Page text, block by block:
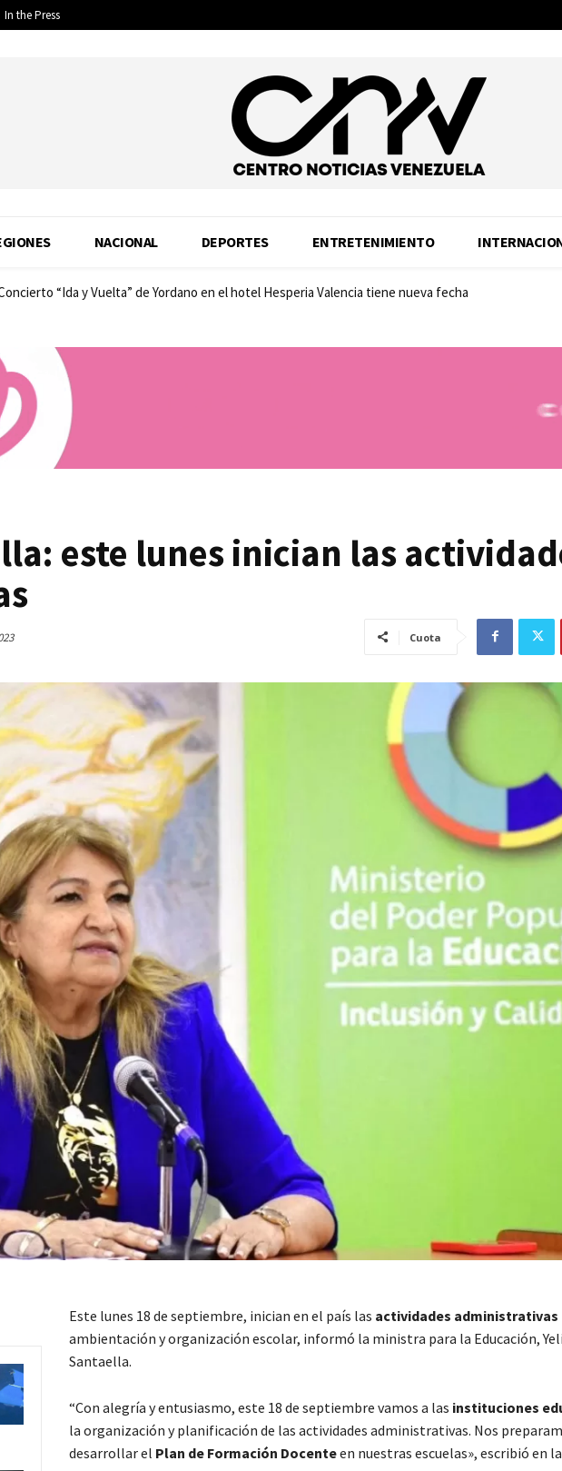
In the Press
NACIONAL DEPORTES ENTRETENIMIENTO
“Ida y Vuelta” de Yordano en el hotel Hesperia Valencia tiene nueva fecha
este lunes inician las
Cuota
Este lunes 18 de septiembre, inician en el país las actividades administrativas
ambientación y organización escolar, informó la ministra para la Educación,
Santaella.
“Con alegría y entusiasmo, este 18 de septiembre vamos a las instituciones
la organización y planificación de las actividades administrativas. Nos
desarrollar el Plan de Formación Docenteen nuestras escuelas», escribió en